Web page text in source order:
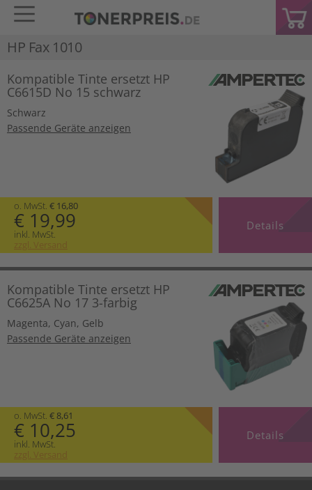
HP Fax 1010
Kompatible Tinte ersetzt HP
C6615D No 15 schwarz
Schwarz
Passende Geräte anzeigen
o. MwSt. € 16,80
€ 19,99
inkl. MwSt.
zzgl. Versand
Details
Kompatible Tinte ersetzt HP
C6625A No 17 3-farbig
Magenta, Cyan, Gelb
Passende Geräte anzeigen
o. MwSt. € 8,61
€ 10,25
inkl. MwSt.
zzgl. Versand
Details